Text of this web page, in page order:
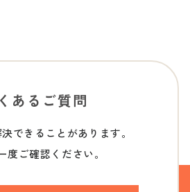
あるご質問
できることがあります。
度ご確認ください。